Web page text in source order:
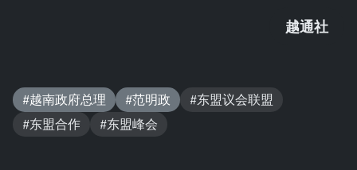
越通社
#越南政府总理 #范明政
#东盟议会联盟
#东盟合作
#东盟峰会